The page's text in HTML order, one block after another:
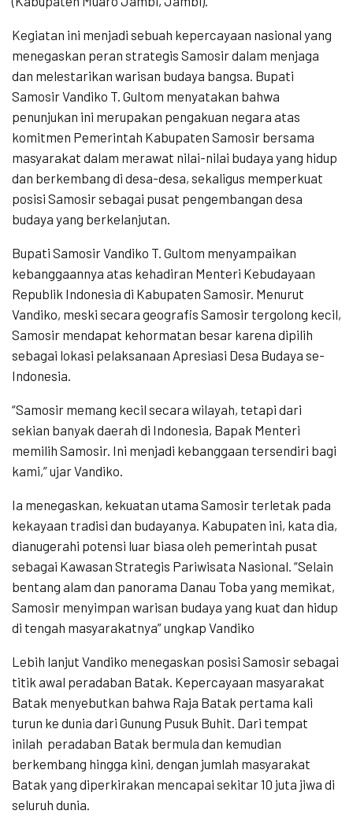
Kegiatan ini menjadi sebuah kepercayaan nasional yang
menegaskan peran strategis Samosir dalam menjaga
dan melestarikan warisan budaya bangsa. Bupati
Samosir Vandiko T. Gultom menyatakan bahwa
penunjukan ini merupakan pengakuan negara atas
komitmen Pemerintah Kabupaten Samosir bersama
masyarakat dalam merawat nilai-nilai budaya yang hidup
dan berkembang di desa-desa, sekaligus memperkuat
posisi Samosir sebagai pusat pengembangan desa
budaya yang berkelanjutan.
Bupati Samosir Vandiko T. Gultom menyampaikan
kebanggaannya atas kehadiran Menteri Kebudayaan
Republik Indonesia di Kabupaten Samosir. Menurut
Vandiko, meski secara geografis Samosir tergolong kecil,
Samosir mendapat kehormatan besar karena dipilih
sebagai lokasi pelaksanaan Apresiasi Desa Budaya se-
Indonesia.
“Samosir memang kecil secara wilayah, tetapi dari
sekian banyak daerah di Indonesia, Bapak Menteri
memilih Samosir. Ini menjadi kebanggaan tersendiri bagi
kami,” ujar Vandiko.
Ia menegaskan, kekuatan utama Samosir terletak pada
kekayaan tradisi dan budayanya. Kabupaten ini, kata dia,
dianugerahi potensi luar biasa oleh pemerintah pusat
sebagai Kawasan Strategis Pariwisata Nasional. “Selain
bentang alam dan panorama Danau Toba yang memikat,
Samosir menyimpan warisan budaya yang kuat dan hidup
di tengah masyarakatnya” ungkap Vandiko
Lebih lanjut Vandiko menegaskan posisi Samosir sebagai
titik awal peradaban Batak. Kepercayaan masyarakat
Batak menyebutkan bahwa Raja Batak pertama kali
turun ke dunia dari Gunung Pusuk Buhit. Dari tempat
inilah peradaban Batak bermula dan kemudian
berkembang hingga kini, dengan jumlah masyarakat
Batak yang diperkirakan mencapai sekitar 10 juta jiwa di
seluruh dunia.